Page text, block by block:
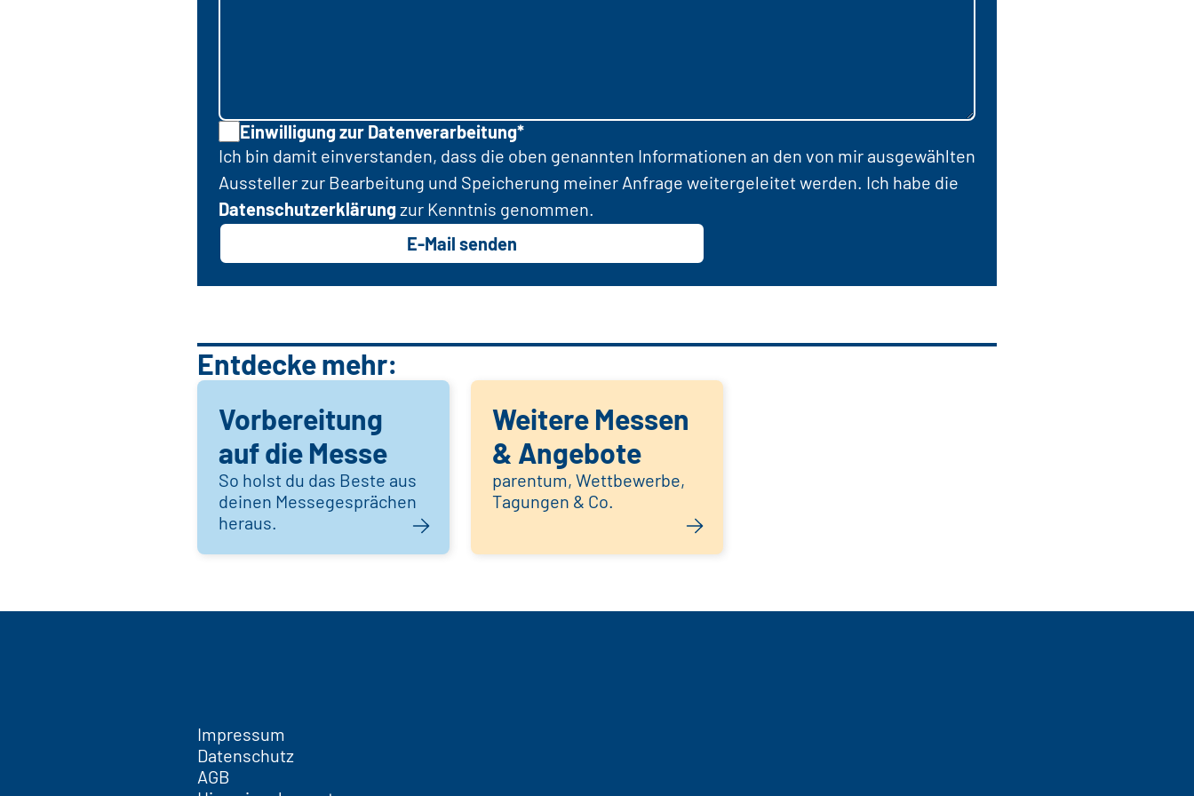
Einwilligung zur Datenverarbeitung*
Ich bin damit einverstanden, dass die oben genannten Informationen an den von mir ausgewählten
Aussteller zur Bearbeitung und Speicherung meiner Anfrage weitergeleitet werden. Ich habe die
Datenschutzerklärungzur Kenntnis genommen.
E-Mail senden
Entdecke mehr:
Vorbereitung
auf die Messe
So holst du das Beste aus
deinen Messegesprächen
heraus.
Weitere Messen
& Angebote
parentum, Wettbewerbe,
Tagungen & Co.
Impressum
Datenschutz
AGB